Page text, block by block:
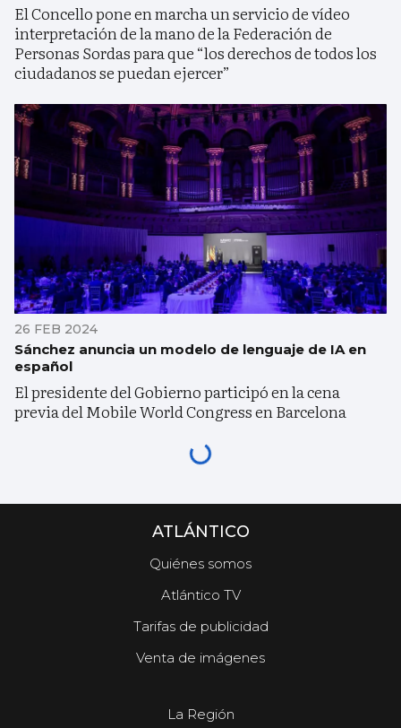
El Concello pone en marcha un servicio de vídeo
interpretación de la mano de la Federación de
Personas Sordas para que “los derechos de todos los
ciudadanos se puedan ejercer”
26 FEB 2024
Sánchez anuncia un modelo de lenguaje de IA en
español
El presidente del Gobierno participó en la cena
previa del Mobile World Congress en Barcelona
ATLÁNTICO
Quiénes somos
Atlántico TV
Tarifas de publicidad
Venta de imágenes
La Región